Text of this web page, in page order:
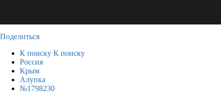
Поделиться
К поиску К поиску
Россия
Крым
Алупка
№1798230